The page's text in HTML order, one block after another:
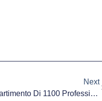
Next
Usl Toscana Sud Est, Un Dipartimento Di 1100 Professionisti Sanitari A Confronto